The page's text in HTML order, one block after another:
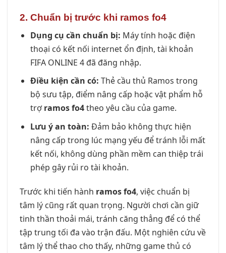
2. Chuẩn bị trước khi ramos fo4
Dụng cụ cần chuẩn bị: Máy tính hoặc điện
thoại có kết nối internet ổn định, tài khoản
FIFA ONLINE 4 đã đăng nhập.
Điều kiện cần có: Thẻ cầu thủ Ramos trong
bộ sưu tập, điểm nâng cấp hoặc vật phẩm hỗ
trợramos fo4theo yêu cầu của game.
Lưu ý an toàn: Đảm bảo không thực hiện
nâng cấp trong lúc mạng yếu để tránh lỗi mất
kết nối, không dùng phần mềm can thiệp trái
phép gây rủi ro tài khoản.
Trước khi tiến hành ramos fo4, việc chuẩn bị
tâm lý cũng rất quan trọng. Người chơi cần giữ
tinh thần thoải mái, tránh căng thẳng để có thể
tập trung tối đa vào trận đấu. Một nghiên cứu về
tâm lý thể thao cho thấy, những game thủ có